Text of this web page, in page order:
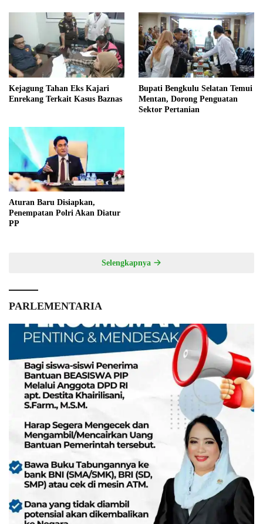
Kejagung Tahan Eks Kajari
Enrekang Terkait Kasus Baznas
Bupati Bengkulu Selatan Temui
Mentan, Dorong Penguatan
Sektor Pertanian
Aturan Baru Disiapkan,
Penempatan Polri Akan Diatur
PP
Selengkapnya
PARLEMENTARIA